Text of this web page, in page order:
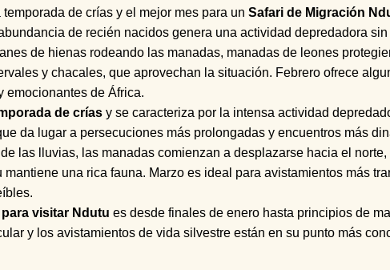
de crías y el mejor mes para un Safari de Migración
de recién nacidos genera una actividad depredadora
de hienas rodeando las manadas, manadas de leones
y chacales, que aprovechan la situación. Febrero ofrece
emocionantes de África.
de crías y se caracteriza por la intensa actividad
da lugar a persecuciones más prolongadas y encuentros más
las lluvias, las manadas comienzan a desplazarse hacia el
una rica fauna. Marzo es ideal para avistamientos más
visitar Ndutu es desde finales de enero hasta principios de
y los avistamientos de vida silvestre están en su punto más